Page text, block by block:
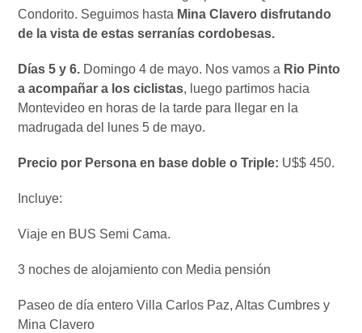
Condorito. Seguimos hasta Mina Clavero disfrutando
de la vista de estas serranías cordobesas.
Días 5 y 6. Domingo 4 de mayo. Nos vamos a Rio Pinto
a acompañar a los ciclistas, luego partimos hacia
Montevideo en horas de la tarde para llegar en la
madrugada del lunes 5 de mayo.
Precio por Persona en base doble o Triple: U$$ 450.
Incluye:
Viaje en BUS Semi Cama.
3 noches de alojamiento con Media pensión
Paseo de día entero Villa Carlos Paz, Altas Cumbres y
Mina Clavero